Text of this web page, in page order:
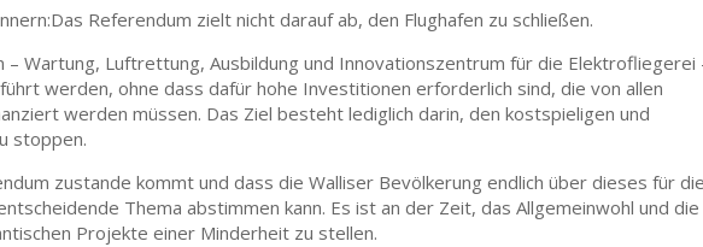
Das Referendum zielt nicht darauf ab, den Flughafen zu schließen.
Wartung, Luftrettung, Ausbildung und Innovationszentrum für die Elektrofliegerei
werden, ohne dass dafür hohe Investitionen erforderlich sind, die von allen
werden müssen. Das Ziel besteht lediglich darin, den kostspieligen und
stoppen.
zustande kommt und dass die Walliser Bevölkerung endlich über dieses für die
Thema abstimmen kann. Es ist an der Zeit, das Allgemeinwohl und die
Projekte einer Minderheit zu stellen.